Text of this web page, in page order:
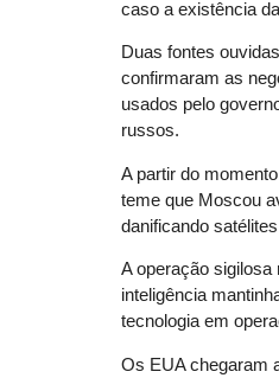
caso a existência
Duas fontes
confirmaram as
usados pelo
russos.
A partir do
teme que Moscou
danificando
A operação sigilosa
inteligência
tecnologia em
Os EUA chegaram